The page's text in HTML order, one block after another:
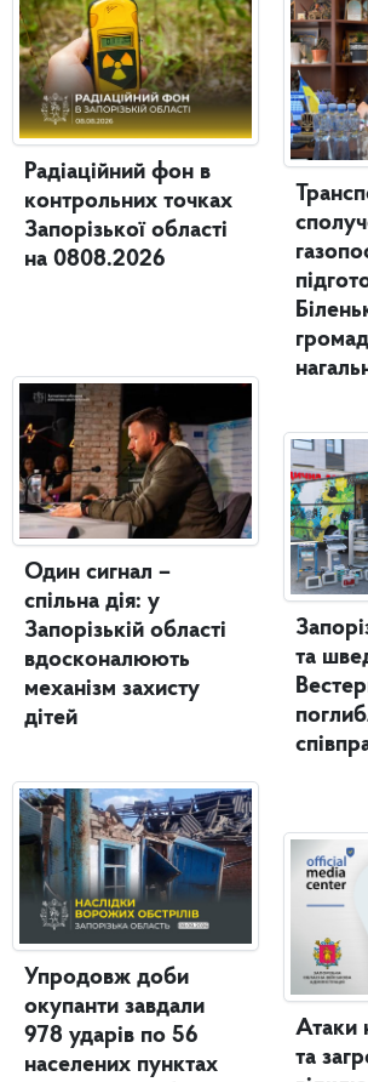
Радіаційний фон в
контрольних точках
Запорізької області
на 0808.2026
Один сигнал –
спільна дія: у
Запорізькій області
вдосконалюють
механізм захисту
дітей
Упродовж доби
окупанти завдали
978 ударів по 56
населених пунктах
та
Атаки
та